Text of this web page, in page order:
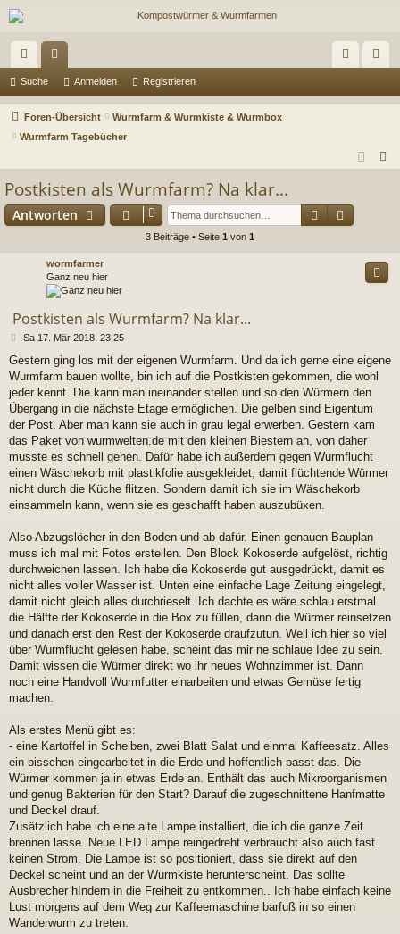
ch
ne
llz
riff
en m ist
re
Suche Anmelden Registrieren
Foren-Übersicht
Wurmfarm & Wurmkiste & Wurmbox
Wurmfarm Tagebücher
Postkisten als Wurmfarm? Na klar...
Antworten Suche
3 Beiträge • Seite 1 von 1
wormfarmer
Ganz neu hier
Postkisten als Wurmfarm? Na klar...
B
i
t
r
Sa 17. Mär 2018, 23:25
Gestern ging los mit der eigenen Wurmfarm. Und da ich gerne eine eigene
Wurmfarm bauen wollte, bin ich auf die Postkisten gekommen, die wohl
jeder kennt. Die kann man ineinander stellen und so den Würmern den
Übergang in die nächste Etage ermöglichen. Die gelben sind Eigentum
der Post. Aber man kann sie auch in grau legal erwerben. Gestern kam
das Paket von wurmwelten.de mit den kleinen Biestern an, von daher
musste es schnell gehen. Dafür habe ich außerdem gegen Wurmflucht
einen Wäschekorb mit plastikfolie ausgekleidet, damit flüchtende Würmer
nicht durch die Küche flitzen. Sondern damit ich sie im Wäschekorb
einsammeln kann, wenn sie es geschafft haben auszubüxen.
Also Abzugslöcher in den Boden und ab dafür. Einen genauen Bauplan
muss ich mal mit Fotos erstellen. Den Block Kokoserde aufgelöst, richtig
durchweichen lassen. Ich habe die Kokoserde gut ausgedrückt, damit es
nicht alles voller Wasser ist. Unten eine einfache Lage Zeitung eingelegt,
damit nicht gleich alles durchrieselt. Ich dachte es wäre schlau erstmal
die Hälfte der Kokoserde in die Box zu füllen, dann die Würmer reinsetzen
und danach erst den Rest der Kokoserde draufzutun. Weil ich hier so viel
über Wurmflucht gelesen habe, scheint das mir ne schlaue Idee zu sein.
Damit wissen die Würmer direkt wo ihr neues Wohnzimmer ist. Dann
noch eine Handvoll Wurmfutter einarbeiten und etwas Gemüse fertig
machen.
Als erstes Menü gibt es:
- eine Kartoffel in Scheiben, zwei Blatt Salat und einmal Kaffeesatz. Alles
ein bisschen eingearbeitet in die Erde und hoffentlich passt das. Die
Würmer kommen ja in etwas Erde an. Enthält das auch Mikroorganismen
und genug Bakterien für den Start? Darauf die zugeschnittene Hanfmatte
und Deckel drauf.
Zusätzlich habe ich eine alte Lampe installiert, die ich die ganze Zeit
brennen lasse. Neue LED Lampe reingedreht verbraucht also auch fast
keinen Strom. Die Lampe ist so positioniert, dass sie direkt auf den
Deckel scheint und an der Wurmkiste herunterscheint. Das sollte
Ausbrecher hIndern in die Freiheit zu entkommen.. Ich habe einfach keine
Lust morgens auf dem Weg zur Kaffeemaschine barfuß in so einen
Wanderwurm zu treten.